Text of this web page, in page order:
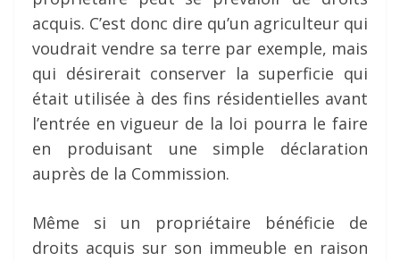
acquis. C’est donc dire qu’un agriculteur qui
voudrait vendre sa terre par exemple, mais
qui désirerait conserver la superficie qui
était utilisée à des fins résidentielles avant
l’entrée en vigueur de la loi pourra le faire
en produisant une simple déclaration
auprès de la Commission.
Même si un propriétaire bénéficie de
droits acquis sur son immeuble en raison